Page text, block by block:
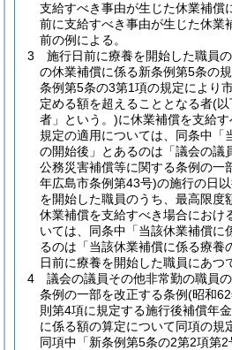
支給すべき事由が生じた休業補償
前に支給すべき事由が生じた休業
前の例による。
3
施行日前に療養を開始した職員
の休業補償に係る新条例第5条の
条例第5条の3第1項の規定により
定める額を超えることとなる者(以
者」という。)に休業補償を支給
規定の適用については、同条中「
の開始後」とあるのは「議会の議
公務災害補償等に関する条例の一
年広島市条例第43号)の施行の日
を開始した職員のうち、最高限度
休業補償を支給すべき場合におけ
いては、同条中「当該休業補償に
るのは「当該休業補償に係る療養
日前に療養を開始した職員にあつ
4
議会の議員その他非常勤の職員
条例の一部を改正する条例(昭和
則第4項に規定する施行後補償年
に係る額の算定について同項の規
同項中「新条例第5条の2第2項第